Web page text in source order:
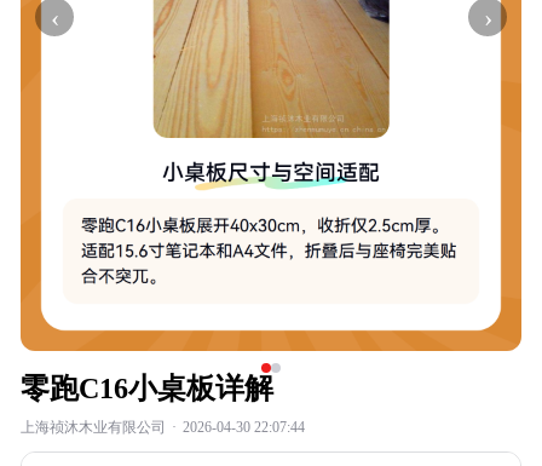
‹ ›
零跑C16小桌板详解
上海祯沐木业有限公司 · 2026-04-30 22:07:44